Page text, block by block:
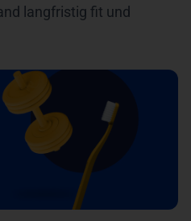
langfristig fit und